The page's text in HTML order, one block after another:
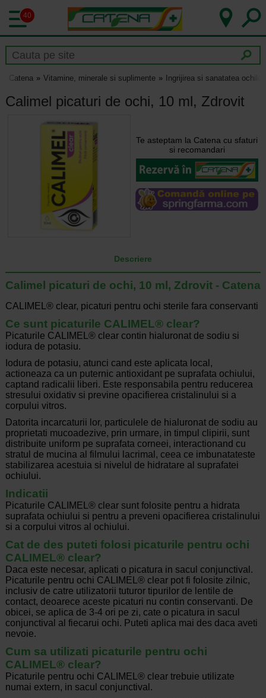
40
Catena Vitamine, minerale si suplimente Ingrijirea si sanatatea ochilor
Calimel picaturi de ochi, 10 ml, Zdrovit
Te asteptam la Catena cu sfaturi
si recomandari
Descriere
Calimel picaturi de ochi, 10 ml, Zdrovit - Catena
CALIMEL® clear, picaturi pentru ochi sterile fara conservanti
Ce sunt picaturile CALIMEL® clear?
Picaturile CALIMEL® clear contin hialuronat de sodiu si
iodura de potasiu.
Iodura de potasiu, atunci cand este aplicata local,
actioneaza ca un puternic antioxidant pe suprafata ochiului,
captand radicalii liberi. Este responsabila pentru reducerea
stresului oxidativ si previne opacifierea cristalinului si a
corpului vitros.
Datorita incarcaturii lor, particulele de hialuronat de sodiu au
proprietati mucoadezive, prin urmare, in timpul clipirii, sunt
distribuite uniform pe suprafata corneei, interactionand cu
stratul de mucina al filmului lacrimal, ceea ce imbunatateste
stabilizarea acestuia si nivelul de hidratare al suprafatei
ochiului.
Indicatii
Picaturile CALIMEL® clear sunt folosite pentru a hidrata
suprafata ochiului si pentru a preveni opacifierea cristalinului
si a corpului vitros al ochiului.
Cat de des puteti folosi picaturile pentru ochi
CALIMEL® clear?
Daca este necesar, aplicati o picatura in sacul conjunctival.
Picaturile pentru ochi CALIMEL® clear pot fi folosite zilnic,
inclusiv de catre utilizatorii tuturor tipurilor de lentile de
contact, deoarece aceste picaturi nu contin conservanti. De
obicei, se aplica de 3-4 ori pe zi, cate o picatura in sacul
conjunctival al fiecarui ochi. Puteti aplica mai des daca aveti
nevoie.
Cum sa utilizati picaturile pentru ochi
CALIMEL® clear?
Picaturile pentru ochi CALIMEL® clear trebuie utilizate
numai extern, in sacul conjunctival.